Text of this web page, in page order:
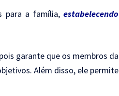
para a família, estabelecendo
garante que os membros da
Além disso, ele permite